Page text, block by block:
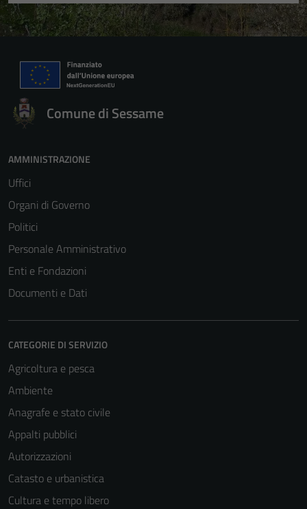
Comune di Sessame
AMMINISTRAZIONE
Uffici
Organi di Governo
Politici
Personale Amministrativo
Enti e Fondazioni
Documenti e Dati
CATEGORIE DI SERVIZIO
Agricoltura e pesca
Ambiente
Anagrafe e stato civile
Appalti pubblici
Autorizzazioni
Catasto e urbanistica
Cultura e tempo libero